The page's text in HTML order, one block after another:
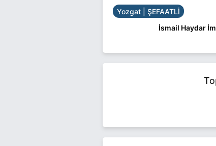
Yozgat | ŞEFAATLİ
İsmail Haydar
İsmail Haydar